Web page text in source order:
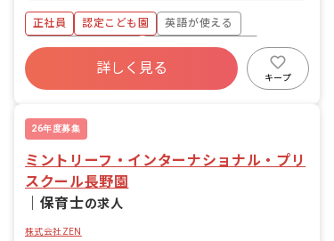
ニもあり、お散歩コースも充実！利便性
と保育環境、ともに恵まれています。
通信作成 外遊び 園外へのお散歩
正社員 認定こども園
英語が使える
ボーナス・賞与あり
年間休日120日以上
寮・住宅・家賃補助あり
社会保険完備
詳しく見る
キープ
26年度募集
ミントリーフ・インターナショナル・プリ
スクール長野園
保育士の求人
株式会社ZEN